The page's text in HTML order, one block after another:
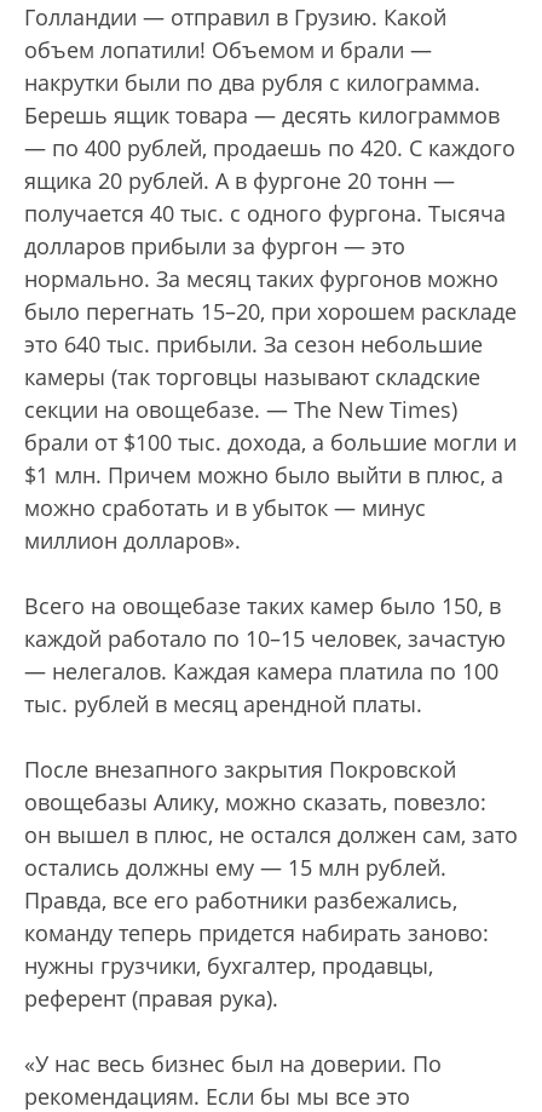
Голландии — отправил в Грузию. Какой
объем лопатили! Объемом и брали —
накрутки были по два рубля с килограмма.
Берешь ящик товара — десять килограммов
— по 400 рублей, продаешь по 420. С каждого
ящика 20 рублей. А в фургоне 20 тонн —
получается 40 тыс. с одного фургона. Тысяча
долларов прибыли за фургон — это
нормально. За месяц таких фургонов можно
было перегнать 15–20, при хорошем раскладе
это 640 тыс. прибыли. За сезон небольшие
камеры (так торговцы называют складские
секции на овощебазе. — The New Times)
брали от $100 тыс. дохода, а большие могли и
$1 млн. Причем можно было выйти в плюс, а
можно сработать и в убыток — минус
миллион долларов».
Всего на овощебазе таких камер было 150, в
каждой работало по 10–15 человек, зачастую
— нелегалов. Каждая камера платила по 100
тыс. рублей в месяц арендной платы.
После внезапного закрытия Покровской
овощебазы Алику, можно сказать, повезло:
он вышел в плюс, не остался должен сам, зато
остались должны ему — 15 млн рублей.
Правда, все его работники разбежались,
команду теперь придется набирать заново:
нужны грузчики, бухгалтер, продавцы,
референт (правая рука).
«У нас весь бизнес был на доверии. По
рекомендациям. Если бы мы все это